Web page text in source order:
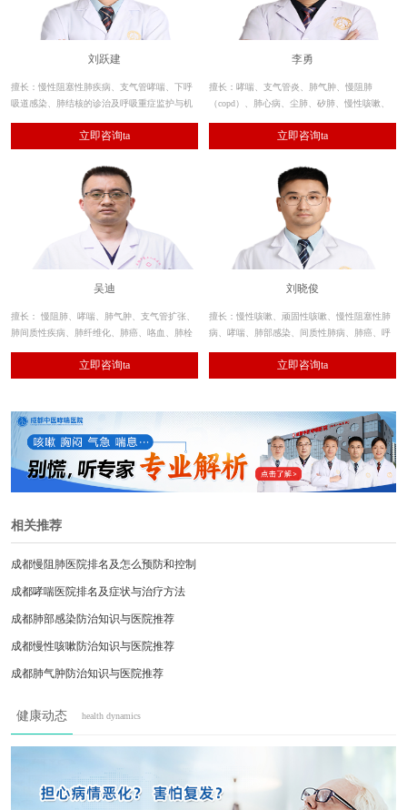
刘跃建
擅长：慢性阻塞性肺疾病、支气管哮喘、下呼
吸道感染、肺结核的诊治及呼吸重症监护与机
治疗性应用及肺功能测定。
立即咨询ta
李勇
擅长：哮喘、支气管炎、肺气肿、慢阻肺
（copd）、肺心病、尘肺、矽肺、慢性咳嗽、
化、肺结节、呼吸衰竭等呼吸系统疾病的诊
治。
立即咨询ta
吴迪
擅长： 慢阻肺、哮喘、肺气肿、支气管扩张、
肺间质性疾病、肺纤维化、肺癌、咯血、肺栓
立即咨询ta
刘晓俊
擅长：慢性咳嗽、顽固性咳嗽、慢性阻塞性肺
病、哮喘、肺部感染、间质性肺病、肺癌、呼
立即咨询ta
相关推荐
成都慢阻肺医院排名及怎么预防和控制
成都哮喘医院排名及症状与治疗方法
成都肺部感染防治知识与医院推荐
成都慢性咳嗽防治知识与医院推荐
成都肺气肿防治知识与医院推荐
成都中医哮喘医院治肺炎好不好？
健康动态 health dynamics